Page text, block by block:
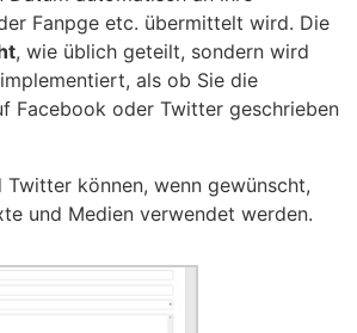
Fanpge etc. übermittelt wird. Die
, wie üblich geteilt, sondern wird
als ob Sie die
Facebook oder Twitter geschrieben
Twitter können, wenn gewünscht,
und Medien verwendet werden.